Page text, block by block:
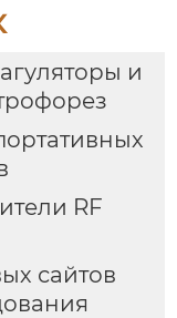
и
RF
сайтов